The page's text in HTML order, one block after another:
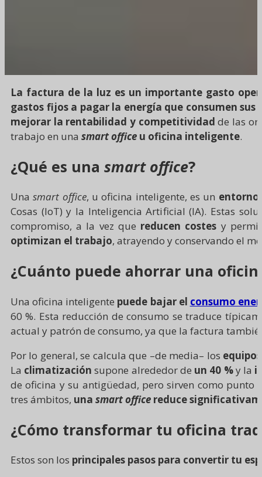
La factura de la luz es un importante gasto
gastos fijos a pagar la energía que consumen sus
mejorar la rentabilidad y competitividad de las
trabajo en una smart office u oficina inteligente.
¿Qué es una smart office?
Unasmart office, u oficina inteligente, es un entorno
Cosas (IoT) y la Inteligencia Artificial (IA). Estas
compromiso, a la vez que reducen costes y
optimizan el trabajo, atrayendo y conservando el
¿Cuánto puede ahorrar una
Una oficina inteligente puede bajar el consumo
60 %. Esta reducción de consumo se traduce
actual y patrón de consumo, ya que la factura
Por lo general, se calcula que –de media– los
La climatización supone alrededor de un 40 %y la
de oficina y su antigüedad, pero sirven como punto
tres ámbitos, una smart office reduce
¿Cómo transformar tu oficina
Estos son los principales pasos para convertir tu